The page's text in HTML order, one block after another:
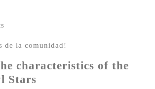
de la comunidad!
characteristics of the
Stars